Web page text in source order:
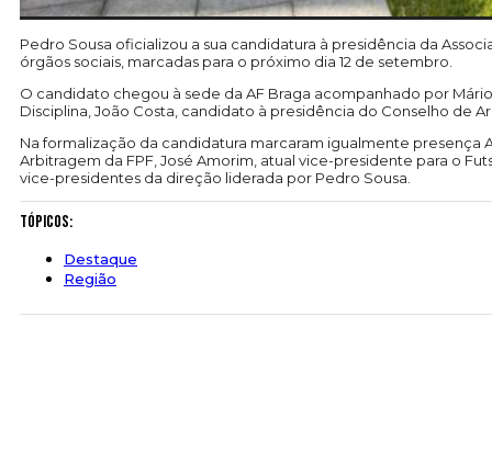
Pedro Sousa oficializou a sua candidatura à presidência da
órgãos sociais, marcadas para o próximo dia 12 de setembro.
O candidato chegou à sede da AF Braga acompanhado por
Disciplina, João Costa, candidato à presidência do Conselho de
Na formalização da candidatura marcaram igualmente
Arbitragem da FPF, José Amorim, atual vice-presidente para o
vice-presidentes da direção liderada por Pedro Sousa.
Tópicos:
Destaque
Região